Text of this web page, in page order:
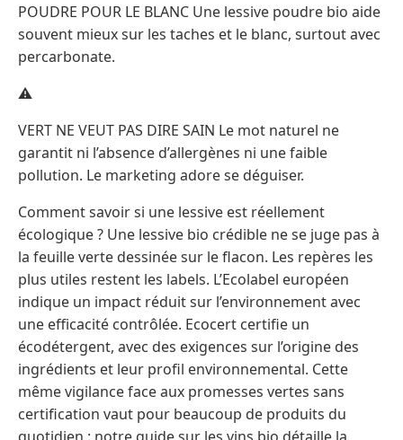
POUDRE POUR LE BLANC Une lessive poudre bio aide
souvent mieux sur les taches et le blanc, surtout avec
percarbonate.
⚠️
VERT NE VEUT PAS DIRE SAIN Le mot naturel ne
garantit ni l’absence d’allergènes ni une faible
pollution. Le marketing adore se déguiser.
Comment savoir si une lessive est réellement
écologique ? Une lessive bio crédible ne se juge pas à
la feuille verte dessinée sur le flacon. Les repères les
plus utiles restent les labels. L’Ecolabel européen
indique un impact réduit sur l’environnement avec
une efficacité contrôlée. Ecocert certifie un
écodétergent, avec des exigences sur l’origine des
ingrédients et leur profil environnemental. Cette
même vigilance face aux promesses vertes sans
certification vaut pour beaucoup de produits du